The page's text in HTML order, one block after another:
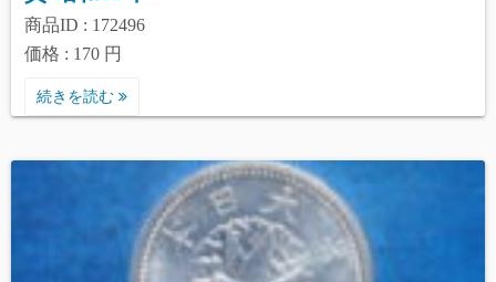
商品ID : 172496
価格 : 170 円
続きを読む